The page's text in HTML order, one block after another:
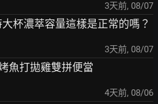
3天前, 08/07
大杯濃萃容量這樣是正常的嗎？
3天前, 08/07
魚打拋雞雙拼便當
4天前, 08/06